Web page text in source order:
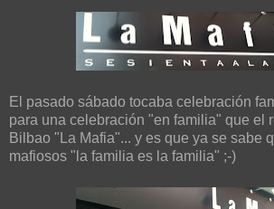
El pasado sábado tocaba celebración
para una celebración "en familia" que el
Bilbao "La Mafia"... y es que ya se sabe
mafiosos "la familia es la familia" ;-)